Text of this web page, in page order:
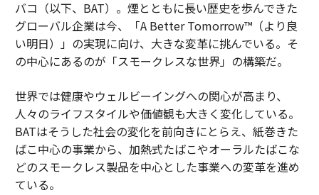
バコ（以下、BAT）。煙とともに長い歴史を歩んできた
グローバル企業は今、「A Better Tomorrow™（より良
い明日）」の実現に向け、大きな変革に挑んでいる。そ
の中心にあるのが「スモークレスな世界」の構築だ。
世界では健康やウェルビーイングへの関心が高まり、
人々のライフスタイルや価値観も大きく変化している。
BATはそうした社会の変化を前向きにとらえ、紙巻きた
ばこ中心の事業から、加熱式たばこやオーラルたばこな
どのスモークレス製品を中心とした事業への変革を進め
ている。